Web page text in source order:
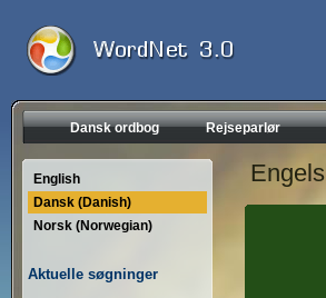
Dansk ordbog Rejseparlør
English
Dansk (Danish)
Norsk (Norwegian)
Aktuelle søgninger